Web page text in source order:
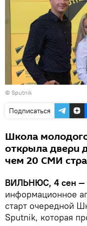
© Sputnik
Подписаться
Школа
открыла двери
чем 20 СМИ
ВИЛЬНЮС, 4 сен —
информационное
старт очередной
Sputnik, которая